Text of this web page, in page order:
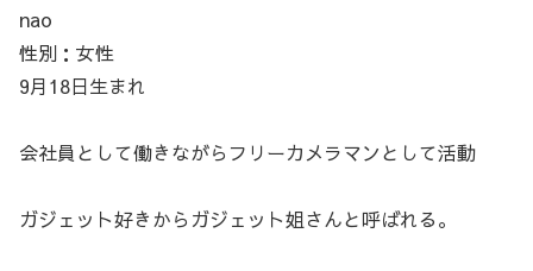
nao
性別：女性
9月18日生まれ
会社員として働きながらフリーカメラマンとして活動
ガジェット好きからガジェット姐さんと呼ばれる。